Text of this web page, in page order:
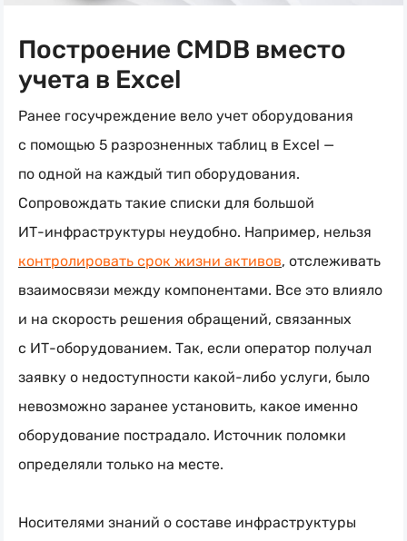
Построение CMDB вместо
учета в Excel
Ранее госучреждение вело учет оборудования
с помощью 5 разрозненных таблиц в Excel —
по одной на каждый тип оборудования.
Сопровождать такие списки для большой
ИТ-инфраструктуры неудобно. Например, нельзя
контролировать срок жизни активов, отслеживать
взаимосвязи между компонентами. Все это влияло
и на скорость решения обращений, связанных
с ИТ-оборудованием. Так, если оператор получал
заявку о недоступности какой-либо услуги, было
невозможно заранее установить, какое именно
оборудование пострадало. Источник поломки
определяли только на месте.
Носителями знаний о составе инфраструктуры